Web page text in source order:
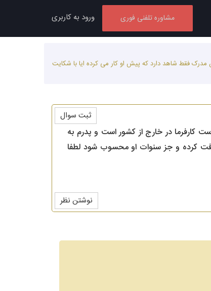
مشاوره تلفنی فوری ورود به کاربری
فقط شاهد دارد که پیش او کار می کرده ایا با شکایت
کارفرما در خارج از کشور است و پدرم به
کرده و جز سنوات او محسوب شود لطفا
نوشتن نظر
ثبت سوال